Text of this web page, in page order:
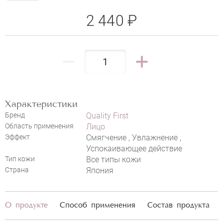
Характеристики
Бренд Quality First
Область применения Лицо
Эффект
Смягчение , Увлажнение ,
Успокаивающее действие
Тип кожи Все типы кожи
Страна Япония
2 440 ₽
НАПИСАТЬ ОТЗЫВ
О продукте Способ применения Состав продукта